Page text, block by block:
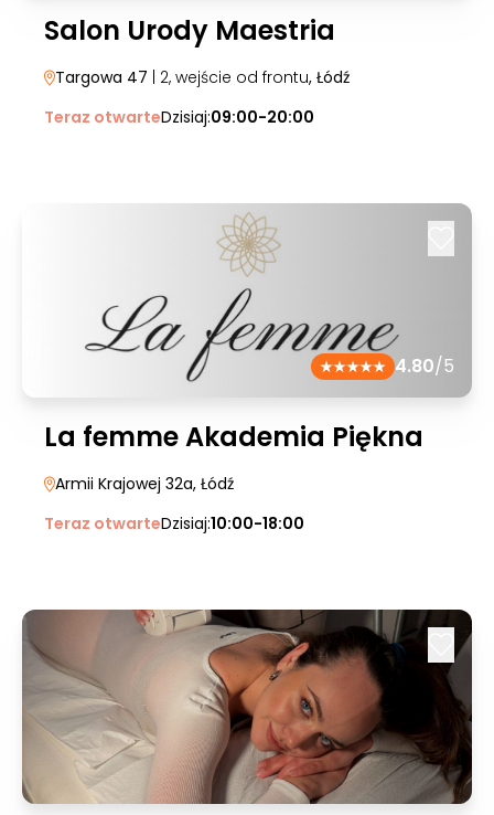
Salon Urody Maestria
Targowa 47 | 2, wejście od frontu, Łódź
Teraz otwarteDzisiaj:09:00-20:00
4.80/5
La femme Akademia Piękna
Armii Krajowej 32a, Łódź
Teraz otwarteDzisiaj:10:00-18:00